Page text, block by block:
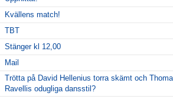
Kvällens match!
TBT
Stänger kl 12,00
Mail
Trötta på David Hellenius torra skämt och
Ravellis odugliga dansstil?